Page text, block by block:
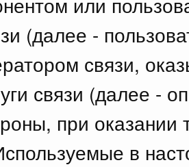
(далее -
связи,
связи (далее -
при оказании
в